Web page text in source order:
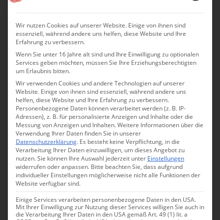
Wir nutzen Cookies auf unserer Website. Einige von ihnen sind
essenziell, während andere uns helfen, diese Website und Ihre
Erfahrung zu verbessern.
Wenn Sie unter 16 Jahre alt sind und Ihre Einwilligung zu optionalen
Services geben möchten, müssen Sie Ihre Erziehungsberechtigten
um Erlaubnis bitten.
Wir verwenden Cookies und andere Technologien auf unserer
Website. Einige von ihnen sind essenziell, während andere uns
helfen, diese Website und Ihre Erfahrung zu verbessern.
Personenbezogene Daten können verarbeitet werden (z. B. IP-
Adressen), z. B. für personalisierte Anzeigen und Inhalte oder die
Messung von Anzeigen und Inhalten.Weitere Informationen über die
Verwendung Ihrer Daten finden Sie in unserer
Datenschutzerklärung. Es besteht keine Verpflichtung, in die
Verarbeitung Ihrer Daten einzuwilligen, um dieses Angebot zu
nutzen.Sie können Ihre Auswahl jederzeit unter Einstellungen
widerrufen oder anpassen. Bitte beachten Sie, dass aufgrund
individueller Einstellungen möglicherweise nicht alle Funktionen der
Website verfügbar sind.
Einige Services verarbeiten personenbezogene Daten in den USA.
Mit Ihrer Einwilligung zur Nutzung dieser Services willigen Sie auch in
die Verarbeitung Ihrer Daten in den USA gemäß Art. 49 (1) lit. a